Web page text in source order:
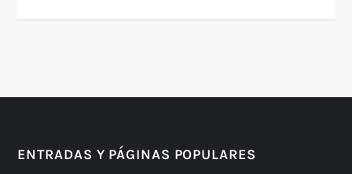
ENTRADAS Y PÁGINAS POPULARES